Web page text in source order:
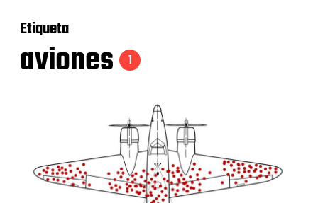
Etiqueta
aviones 1